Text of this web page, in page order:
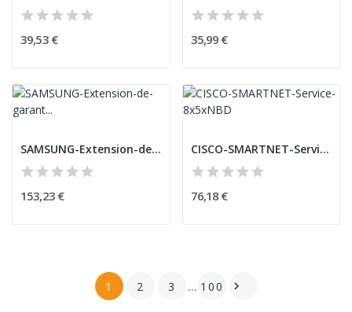
39,53 € 35,99 €
SAMSUNG-Extension-de-garantie-58p-65p-20HR-1AN
153,23 €
CISCO-SMARTNET-Service-8x5xNBD
76,18 €
1 2 3 … 100 